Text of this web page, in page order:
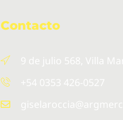
Contacto
9 de julio 568, Villa
+54 0353 426-0527